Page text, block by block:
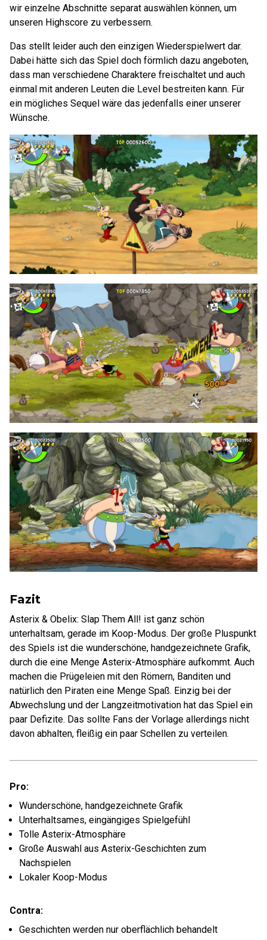
wir einzelne Abschnitte separat auswählen können, um
unseren Highscore zu verbessern.
Das stellt leider auch den einzigen Wiederspielwert dar.
Dabei hätte sich das Spiel doch förmlich dazu angeboten,
dass man verschiedene Charaktere freischaltet und auch
einmal mit anderen Leuten die Level bestreiten kann. Für
ein mögliches Sequel wäre das jedenfalls einer unserer
Wünsche.
Fazit
Asterix & Obelix: Slap Them All! ist ganz schön
unterhaltsam, gerade im Koop-Modus. Der große Pluspunkt
des Spiels ist die wunderschöne, handgezeichnete Grafik,
durch die eine Menge Asterix-Atmosphäre aufkommt. Auch
machen die Prügeleien mit den Römern, Banditen und
natürlich den Piraten eine Menge Spaß. Einzig bei der
Abwechslung und der Langzeitmotivation hat das Spiel ein
paar Defizite. Das sollte Fans der Vorlage allerdings nicht
davon abhalten, fleißig ein paar Schellen zu verteilen.
Pro:
Wunderschöne, handgezeichnete Grafik
Unterhaltsames, eingängiges Spielgefühl
Tolle Asterix-Atmosphäre
Große Auswahl aus Asterix-Geschichten zum
Nachspielen
Lokaler Koop-Modus
Contra:
Geschichten werden nur oberflächlich behandelt